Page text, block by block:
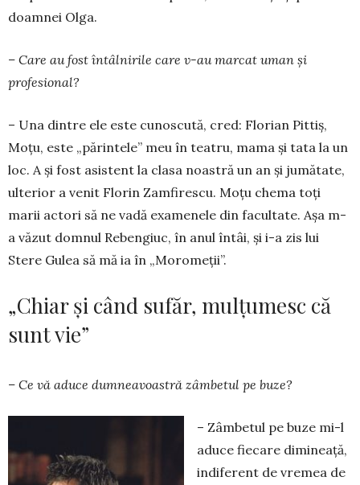
doam­nei Olga.
– Care au fost în­tâlnirile care v-au mar­cat uman și
profesional?
– Una dintre ele este cunoscută, cred: Florian Pittiș,
Moțu, este „părintele” meu în teatru, mama și tata la un
loc. A și fost asistent la clasa noastră un an și jumătate,
ulterior a venit Florin Zamfirescu. Moțu chema toți
marii actori să ne vadă examenele din facultate. Așa m-
a văzut domnul Rebengiuc, în anul întâi, și i-a zis lui
Stere Gulea să mă ia în „Mo­romeții”.
„Chiar și când sufăr, mulțumesc că
sunt vie”
– Ce vă aduce dumneavoastră zâmbetul pe bu­ze?
– Zâmbetul pe buze mi-l
aduce fiecare diminea­ță,
indiferent de vremea de